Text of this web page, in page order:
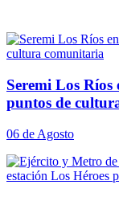
Seremi Los Ríos
puntos de
06 de Agosto